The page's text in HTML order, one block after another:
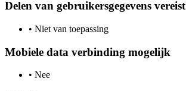
Delen van gebruikersgegevens vereist
• Niet van toepassing
Mobiele data verbinding mogelijk
• Nee